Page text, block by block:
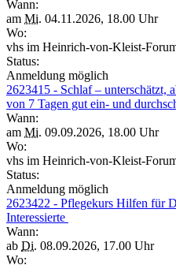
Wann:
am Mi. 04.11.2026, 18.00 Uhr
Wo:
vhs im Heinrich-von-Kleist-
Status:
Anmeldung möglich
2623415 - Schlaf – unterschätzt,
von 7 Tagen gut ein- und
Wann:
am Mi. 09.09.2026, 18.00 Uhr
Wo:
vhs im Heinrich-von-Kleist-
Status:
Anmeldung möglich
2623422 - Pflegekurs Hilfen für
Interessierte
Wann:
ab Di. 08.09.2026, 17.00 Uhr
Wo: